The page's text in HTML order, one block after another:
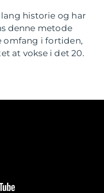
historie og har
denne metode
omfang i fortiden,
at vokse i det 20.